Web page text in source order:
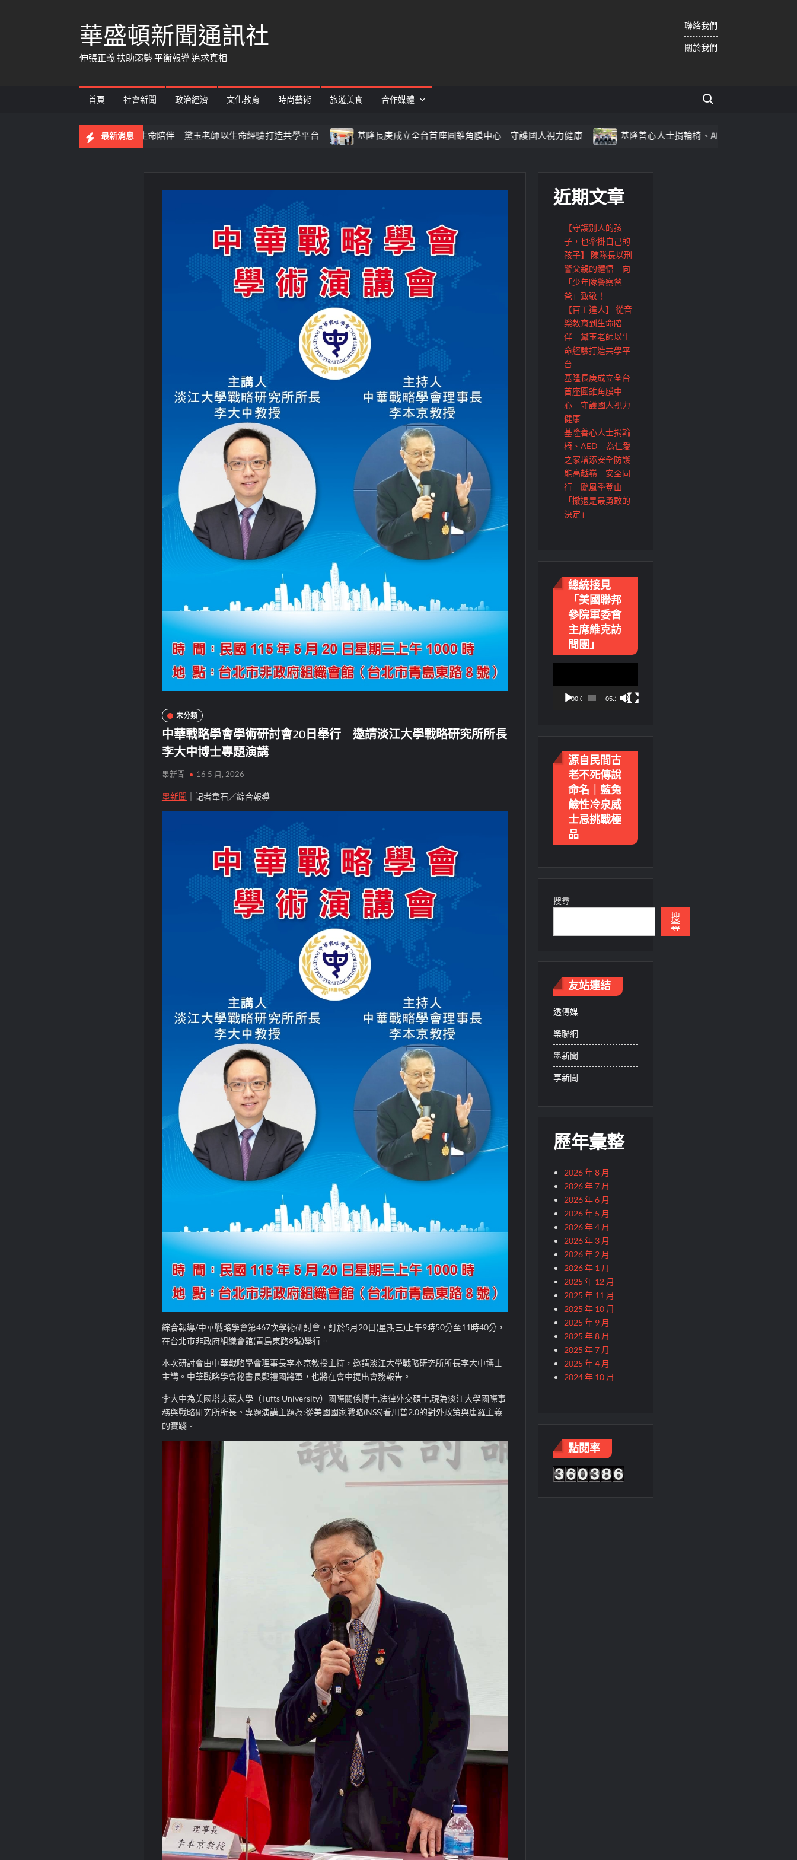
華盛頓新聞通訊社
伸張正義 扶助弱勢 平衡報導 追求真相
聯絡我們
關於我們
首頁 社會新聞 政治經濟 文化教育 時尚藝術 旅遊美食 合作媒體
Search for:
最新消息
從音樂教育到生命陪伴 黛玉老師以生命經驗打造共學平台 基隆長庚成立全台首座圓錐角膜中心 守護國人視力健康 基隆善心人士捐輪椅、AED 為仁愛之家增添安全防護
未分類
中華戰略學會學術研討會20日舉行 邀請淡江大學戰略研究所所長
李大中博士專題演講
墨新聞 16 5 月, 2026
墨新聞 ｜記者韋石／綜合報導
綜合報導/中華戰略學會第467次學術研討會，訂於5月20日(星期三)上午9時50分至11時40分，
在台北市非政府組織會館(青島東路8號)舉行。
本次研討會由中華戰略學會理事長李本京教授主持，邀請淡江大學戰略研究所所長李大中博士
主講。中華戰略學會秘書長鄭禮國將軍，也將在會中提出會務報告。
李大中為美國塔夫茲大學（Tufts University）國際關係博士,法律外交碩士,現為淡江大學國際事
務與戰略研究所所長。專題演講主題為:從美國國家戰略(NSS)看川普2.0的對外政策與唐羅主義
的實踐。
近期文章
【守護別人的孩
子，也牽掛自己的
孩子】 陳隊長以刑
警父親的體悟 向
「少年隊警察爸
爸」致敬！
【百工達人】 從音
樂教育到生命陪
伴 黛玉老師以生
命經驗打造共學平
台
基隆長庚成立全台
首座圓錐角膜中
心 守護國人視力
健康
基隆善心人士捐輪
椅、AED 為仁愛
之家增添安全防護
能高越嶺 安全同
行 颱風季登山
「撤退是最勇敢的
決定」
總統接見
「美國聯邦
參院軍委會
主席維克訪
問團」
00:00 05:18
源自民間古
老不死傳說
命名｜藍兔
鹼性冷泉威
士忌挑戰極
品
搜尋
搜
尋
友站連結
透傳媒
樂聯網
墨新聞
享新聞
歷年彙整
2026 年 8 月
2026 年 7 月
2026 年 6 月
2026 年 5 月
2026 年 4 月
2026 年 3 月
2026 年 2 月
2026 年 1 月
2025 年 12 月
2025 年 11 月
2025 年 10 月
2025 年 9 月
2025 年 8 月
2025 年 7 月
2025 年 4 月
2024 年 10 月
點閱率